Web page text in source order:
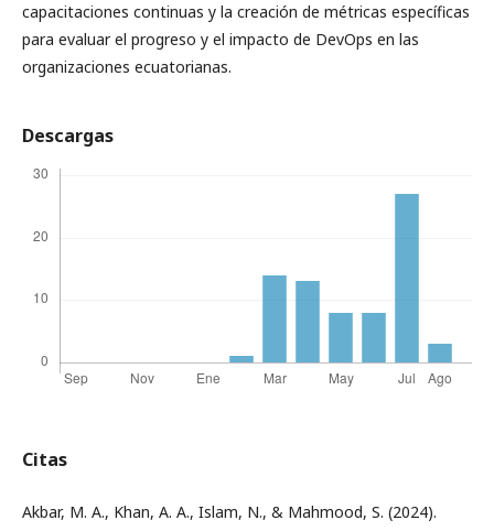
capacitaciones continuas y la creación de métricas específicas
para evaluar el progreso y el impacto de DevOps en las
organizaciones ecuatorianas.
Descargas
Citas
Akbar, M. A., Khan, A. A., Islam, N., & Mahmood, S. (2024).